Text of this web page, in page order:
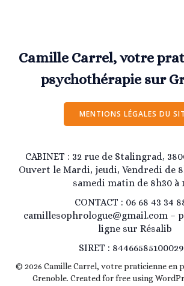
Camille Carrel, votre
psychothérapie sur
MENTIONS LÉGALES DU
CABINET : 32 rue de Stalingrad,
Ouvert le Mardi, jeudi, Vendredi de
samedi matin de 8h30 à
CONTACT : 06 68 43 34
camillesophrologue@gmail.com –
ligne sur Résalib
SIRET :
© 2026 Camille Carrel, votre praticienne en
Grenoble. Created for free using